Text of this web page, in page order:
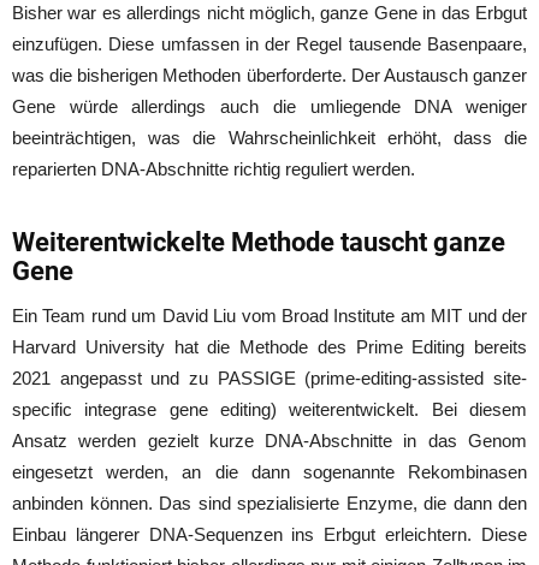
Bisher war es allerdings nicht möglich, ganze Gene in das Erbgut
einzufügen. Diese umfassen in der Regel tausende Basenpaare,
was die bisherigen Methoden überforderte. Der Austausch ganzer
Gene würde allerdings auch die umliegende DNA weniger
beeinträchtigen, was die Wahrscheinlichkeit erhöht, dass die
reparierten DNA-Abschnitte richtig reguliert werden.
Weiterentwickelte Methode tauscht ganze
Gene
Ein Team rund um David Liu vom Broad Institute am MIT und der
Harvard University hat die Methode des Prime Editing bereits
2021 angepasst und zu PASSIGE (prime-editing-assisted site-
specific integrase gene editing) weiterentwickelt. Bei diesem
Ansatz werden gezielt kurze DNA-Abschnitte in das Genom
eingesetzt werden, an die dann sogenannte Rekombinasen
anbinden können. Das sind spezialisierte Enzyme, die dann den
Einbau längerer DNA-Sequenzen ins Erbgut erleichtern. Diese